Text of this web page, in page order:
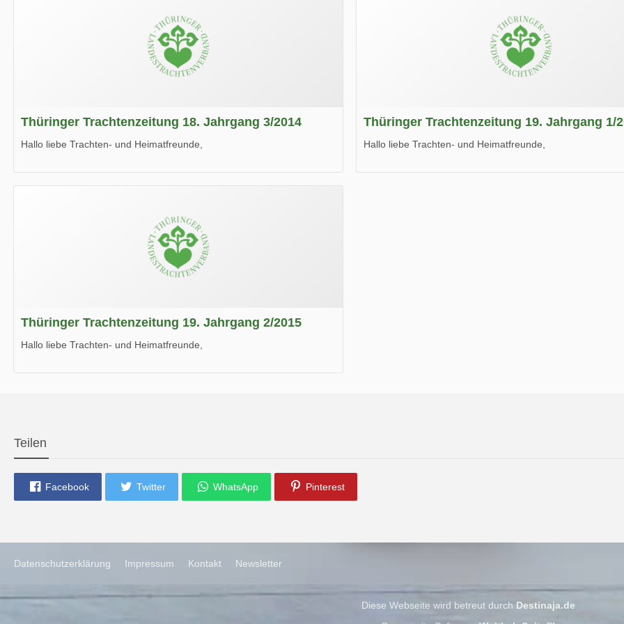
Thüringer Trachtenzeitung 18. Jahrgang 3/2014
Hallo liebe Trachten- und Heimatfreunde,
Wir wünschen Euch viel Spaß beim Lesen.
Thüringer Trachtenzeitung 19. Jahrgang 1/
Hallo liebe Trachten- und Heimatfreunde,
Thüringer Trachtenzeitung 19. Jahrgang 2/2015
Hallo liebe Trachten- und Heimatfreunde,
Teilen
Facebook Twitter WhatsApp Pinterest
Datenschutzerklärung Impressum Kontakt Newsletter
Diese Webseite wird betreut durch Destinaja.de